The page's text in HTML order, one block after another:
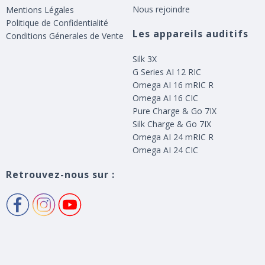
Mentions Légales
Politique de Confidentialité
Conditions Génerales de Vente
Nous rejoindre
Les appareils auditifs
Silk 3X
G Series AI 12 RIC
Omega AI 16 mRIC R
Omega AI 16 CIC
Pure Charge & Go 7IX
Silk Charge & Go 7IX
Omega AI 24 mRIC R
Omega AI 24 CIC
Retrouvez-nous sur :